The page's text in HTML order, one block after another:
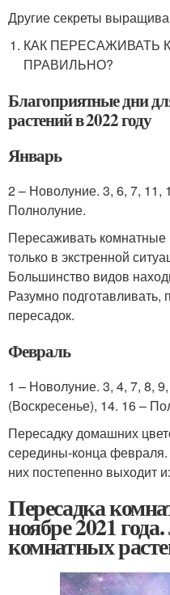
Другие секреты
КАК ПЕРЕСАЖИВАТЬ
ПРАВИЛЬНО?
Благоприятные дни
растений в 2022 году
Январь
2 – Новолуние. 3, 6, 7, 11,
Полнолуние.
Пересаживать
только в экстренной
Большинство видов
Разумно
пересадок.
Февраль
1 – Новолуние. 3, 4, 7, 8,
(Воскресенье), 14. 16 –
Пересадку домашних
середины-конца
них постепенно выходит
Пересадка
ноябре 2021
комнатных